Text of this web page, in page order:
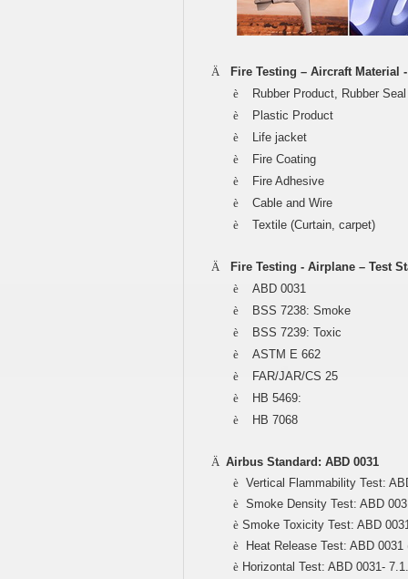
Ä
Fire Testing – Aircraft Material
è
Rubber Product, Rubber Seal
è
Plastic Product
è
Life jacket
è
Fire Coating
è
Fire Adhesive
è
Cable and Wire
è
Textile (Curtain, carpet)
Ä
Fire Testing - Airplane – Test
è
ABD 0031
è
BSS 7238: Smoke
è
BSS 7239: Toxic
è
ASTM E 662
è
FAR/JAR/CS 25
è
HB 5469:
è
HB 7068
Ä Airbus Standard: ABD 0031
èVertical Flammability Test:
èSmoke Density Test: ABD
èSmoke Toxicity Test: ABD
èHeat Release Test: ABD 0031
èHorizontal Test: ABD 0031-